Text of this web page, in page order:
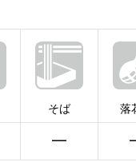
そば
━
落